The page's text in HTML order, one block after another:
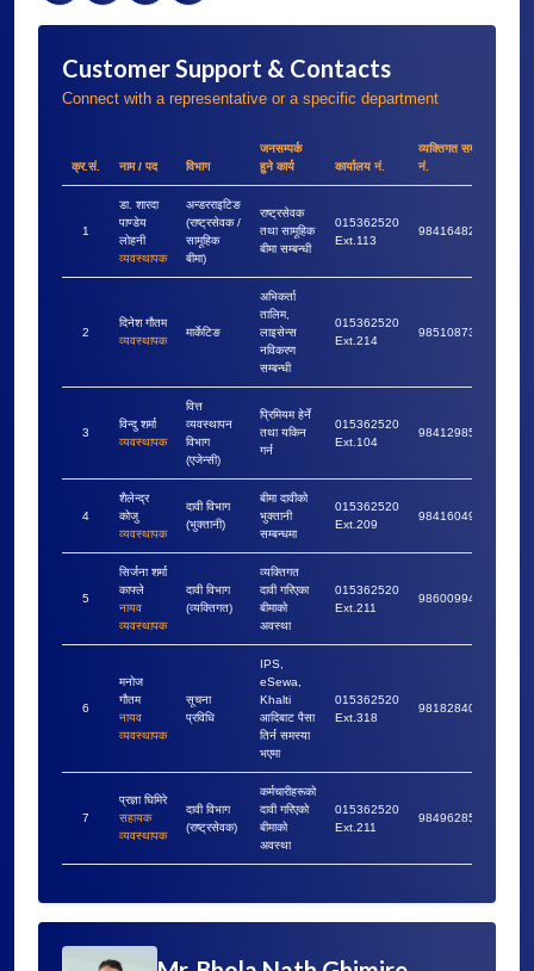
Customer Support & Contacts
Connect with a representative or a specific department
क्र.सं. नाम / पद विभाग
जनसम्पर्क
हुने कार्य
कार्यालय नं.
व्यक्तिगत सम्पर्क
नं.
1
डा. शारदा
पाण्डेय
लोहनी
व्यवस्थापक
अन्डरराइटिङ
(राष्ट्रसेवक /
सामूहिक
बीमा)
राष्ट्रसेवक
तथा सामूहिक
बीमा सम्बन्धी
015362520
Ext.113
9841648228
2
दिनेश गौतम
व्यवस्थापक
मार्केटिङ
अभिकर्ता
तालिम,
लाइसेन्स
नविकरण
सम्बन्धी
015362520
Ext.214
9851087364
3
विन्दु शर्मा
व्यवस्थापक
वित्त
व्यवस्थापन
विभाग
(एजेन्सी)
प्रिमियम हेर्ने
तथा यकिन
गर्न
015362520
Ext.104
9841298553
4
शैलेन्द्र
कोजु
व्यवस्थापक
दावी विभाग
(भुक्तानी)
बीमा दावीको
भुक्तानी
सम्बन्धमा
015362520
Ext.209
9841604927
5
सिर्जना शर्मा
काफ्ले
नायव
व्यवस्थापक
दावी विभाग
(व्यक्तिगत)
व्यक्तिगत
दावी गरिएका
बीमाको
अवस्था
015362520
Ext.211
9860099422
6
मनोज
गौतम
नायव
व्यवस्थापक
सूचना
प्रविधि
IPS,
eSewa,
Khalti
आदिबाट पैसा
तिर्न समस्या
भएमा
015362520
Ext.318
9818284095
7
प्रज्ञा घिमिरे
सहायक
व्यवस्थापक
दावी विभाग
(राष्ट्रसेवक)
कर्मचारीहरूको
दावी गरिएको
बीमाको
अवस्था
015362520
Ext.211
9849628507